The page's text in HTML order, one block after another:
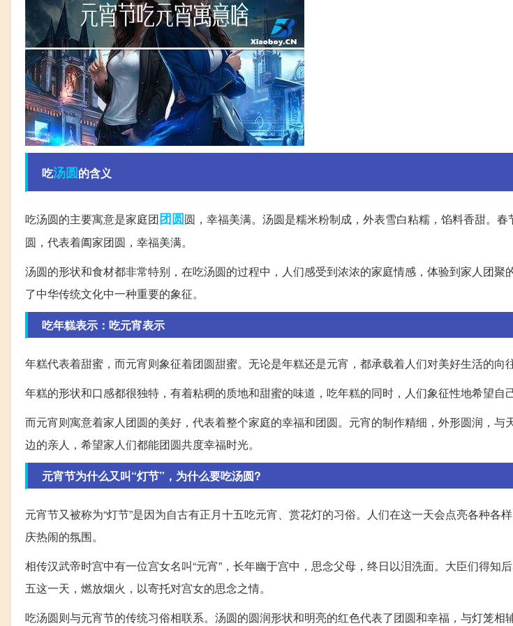
吃汤圆的含义
吃汤圆的主要寓意是家庭团团圆圆，幸福美满。汤圆是糯米粉制成，外表雪白粘糯，馅料香甜。春
圆，代表着阖家团圆，幸福美满。
汤圆的形状和食材都非常特别，在吃汤圆的过程中，人们感受到浓浓的家庭情感，体验到家人团聚
了中华传统文化中一种重要的象征。
吃年糕表示：吃元宵表示
年糕代表着甜蜜，而元宵则象征着团圆甜蜜。无论是年糕还是元宵，都承载着人们对美好生活的向往
年糕的形状和口感都很独特，有着粘稠的质地和甜蜜的味道，吃年糕的同时，人们象征性地希望自
而元宵则寓意着家人团圆的美好，代表着整个家庭的幸福和团圆。元宵的制作精细，外形圆润，与
边的亲人，希望家人们都能团圆共度幸福时光。
元宵节为什么又叫“灯节”，为什么要吃汤圆?
元宵节又被称为“灯节”是因为自古有正月十五吃元宵、赏花灯的习俗。人们在这一天会点亮各种各
庆热闹的氛围。
相传汉武帝时宫中有一位宫女名叫“元宵”，长年幽于宫中，思念父母，终日以泪洗面。大臣们得知
五这一天，燃放烟火，以寄托对宫女的思念之情。
吃汤圆则与元宵节的传统习俗相联系。汤圆的圆润形状和明亮的红色代表了团圆和幸福，与灯笼相